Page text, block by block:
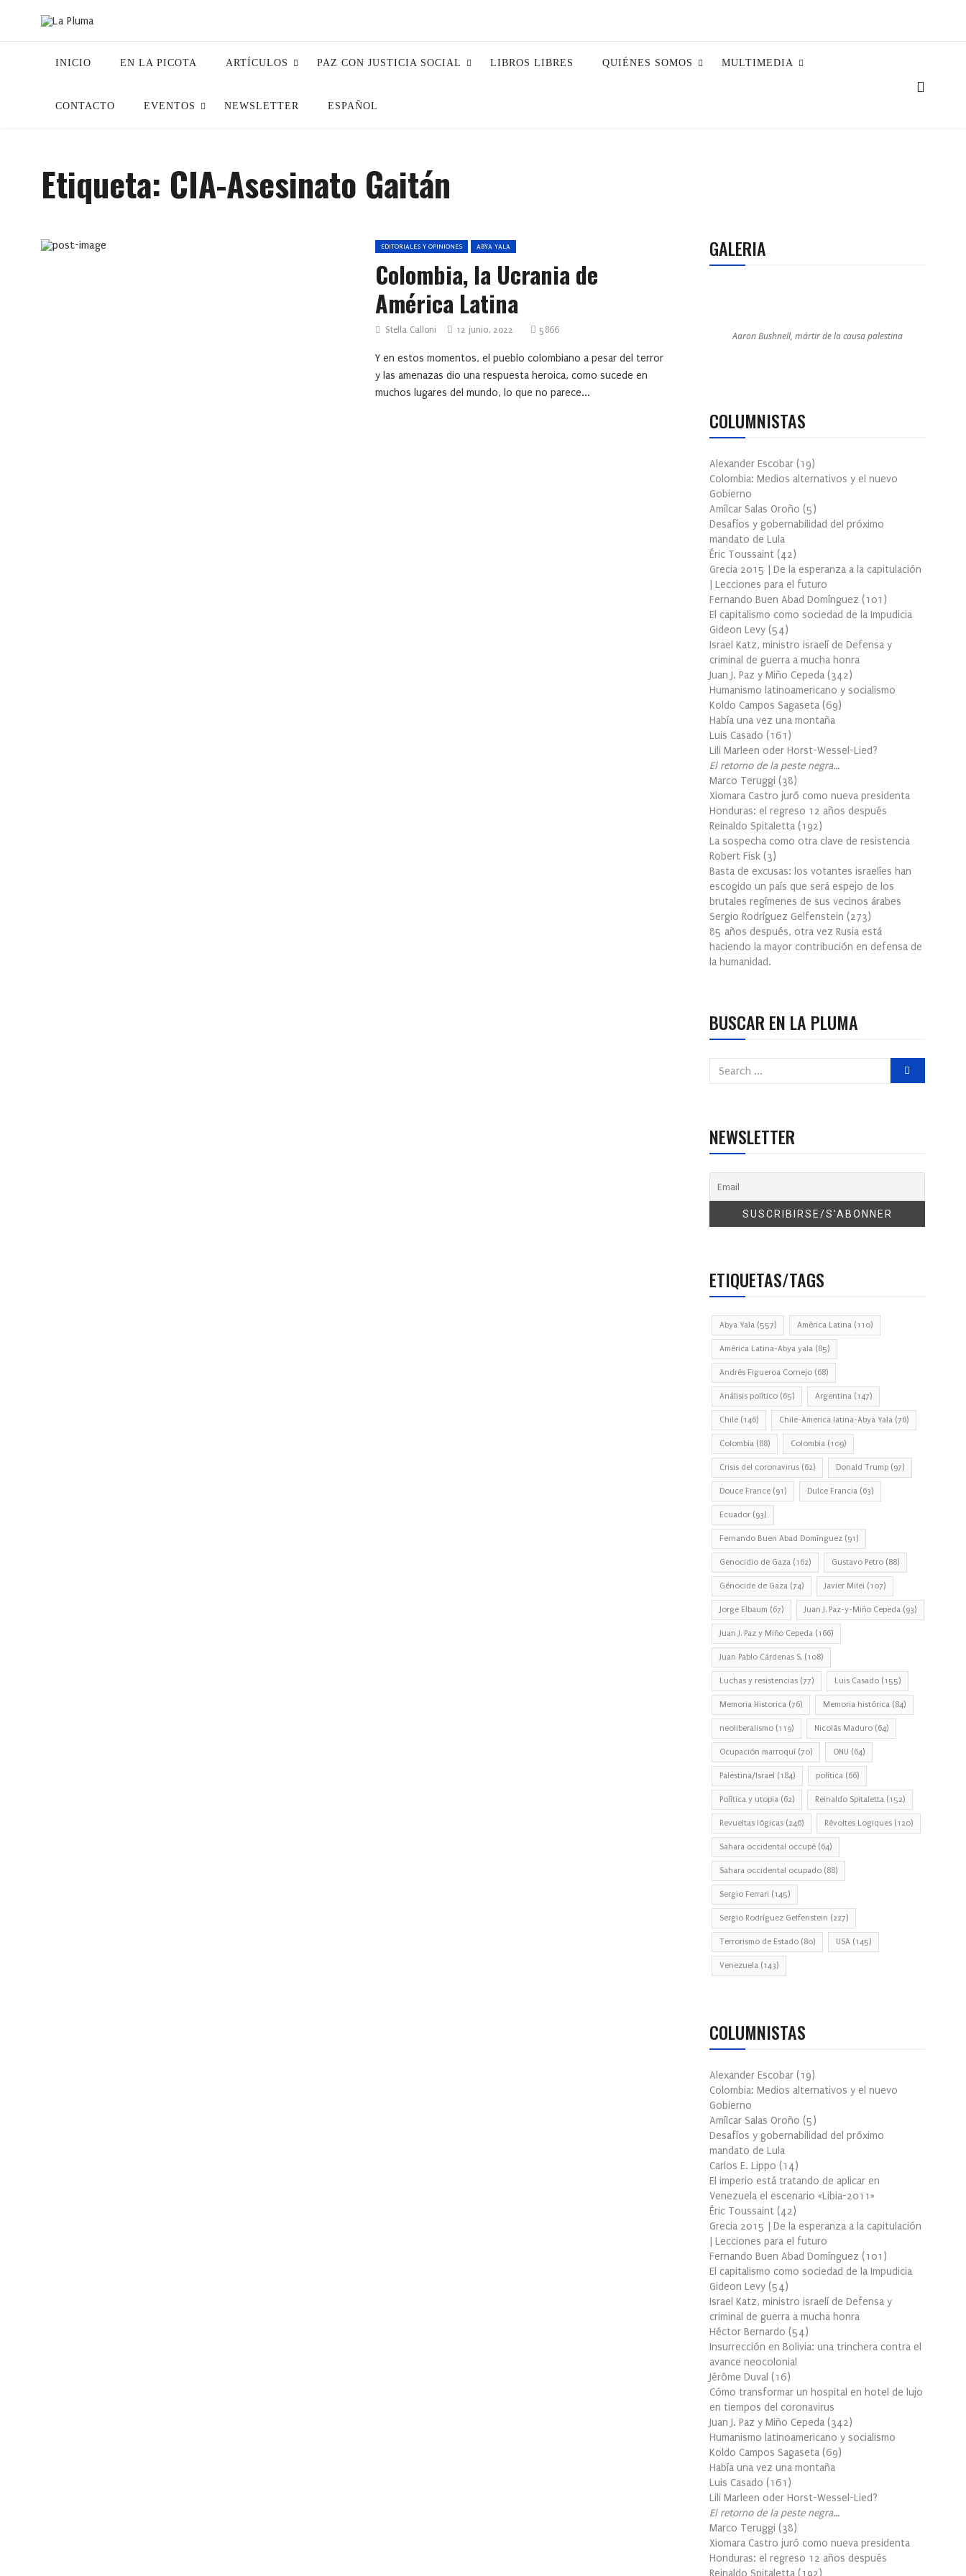
INICIO EN LA PICOTA ARTÍCULOS PAZ CON JUSTICIA SOCIAL LIBROS LIBRES QUIÉNES SOMOS MULTIMEDIA
CONTACTO EVENTOS NEWSLETTER ESPAÑOL
Etiqueta: CIA-Asesinato Gaitán
EDITORIALES Y OPINIONES ABYA YALA
Colombia, la Ucrania de
América Latina
Stella Calloni 12 junio, 2022 5866
Y en estos momentos, el pueblo colombiano a pesar del terror
y las amenazas dio una respuesta heroica, como sucede en
muchos lugares del mundo, lo que no parece...
GALERIA
Aaron Bushnell, mártir de la causa palestina
COLUMNISTAS
Alexander Escobar (19)
Colombia: Medios alternativos y el nuevo
Gobierno
Amílcar Salas Oroño (5)
Desafíos y gobernabilidad del próximo
mandato de Lula
Éric Toussaint (42)
Grecia 2015 | De la esperanza a la capitulación
| Lecciones para el futuro
Fernando Buen Abad Domínguez (101 )
El capitalismo como sociedad de la Impudicia
Gideon Levy (54)
Israel Katz, ministro israelí de Defensa y
criminal de guerra a mucha honra
Juan J. Paz y Miño Cepeda (342)
Humanismo latinoamericano y socialismo
Koldo Campos Sagaseta (69)
Había una vez una montaña
Luis Casado (161 )
Lili Marleen oder Horst-Wessel-Lied?
El retorno de la peste negra…
Marco Teruggi (38)
Xiomara Castro juró como nueva presidenta
Honduras: el regreso 12 años después
Reinaldo Spitaletta (192)
La sospecha como otra clave de resistencia
Robert Fisk (3)
Basta de excusas: los votantes israelíes han
escogido un país que será espejo de los
brutales regímenes de sus vecinos árabes
Sergio Rodríguez Gelfenstein (273)
85 años después, otra vez Rusia está
haciendo la mayor contribución en defensa de
la humanidad.
BUSCAR EN LA PLUMA
NEWSLETTER
ETIQUETAS/TAGS
Abya Yala (557) América Latina (110)
América Latina-Abya yala (85)
Andrés Figueroa Cornejo (68)
Análisis político (65) Argentina (147)
Chile (146) Chile-America latina-Abya Yala (76)
Colombia (88) Colombia (109)
Crisis del coronavirus (62) Donald Trump (97)
Douce France (91) Dulce Francia (63)
Ecuador (93)
Fernando Buen Abad Domínguez (91)
Genocidio de Gaza (162) Gustavo Petro (88)
Génocide de Gaza (74) Javier Milei (107)
Jorge Elbaum (67) Juan J. Paz-y-Miño Cepeda (93)
Juan J. Paz y Miño Cepeda (166)
Juan Pablo Cárdenas S. (108)
Luchas y resistencias (77) Luis Casado (155)
Memoria Historica (76) Memoria histórica (84)
neoliberalismo (119) Nicolás Maduro (64)
Ocupación marroquí (70) ONU (64)
Palestina/Israel (184) política (66)
Política y utopia (62) Reinaldo Spitaletta (152)
Revueltas lógicas (246) Révoltes Logiques (120)
Sahara occidental occupé (64)
Sahara occidental ocupado (88)
Sergio Ferrari (145)
Sergio Rodríguez Gelfenstein (227)
Terrorismo de Estado (80) USA (145)
Venezuela (143)
COLUMNISTAS
Alexander Escobar (19)
Colombia: Medios alternativos y el nuevo
Gobierno
Amílcar Salas Oroño (5)
Desafíos y gobernabilidad del próximo
mandato de Lula
Carlos E. Lippo (14)
El imperio está tratando de aplicar en
Venezuela el escenario «Libia-2011»
Éric Toussaint (42)
Grecia 2015 | De la esperanza a la capitulación
| Lecciones para el futuro
Fernando Buen Abad Domínguez (101 )
El capitalismo como sociedad de la Impudicia
Gideon Levy (54)
Israel Katz, ministro israelí de Defensa y
criminal de guerra a mucha honra
Héctor Bernardo (54)
Insurrección en Bolivia: una trinchera contra el
avance neocolonial
Jérôme Duval (16)
Cómo transformar un hospital en hotel de lujo
en tiempos del coronavirus
Juan J. Paz y Miño Cepeda (342)
Humanismo latinoamericano y socialismo
Koldo Campos Sagaseta (69)
Había una vez una montaña
Luis Casado (161 )
Lili Marleen oder Horst-Wessel-Lied?
El retorno de la peste negra…
Marco Teruggi (38)
Xiomara Castro juró como nueva presidenta
Honduras: el regreso 12 años después